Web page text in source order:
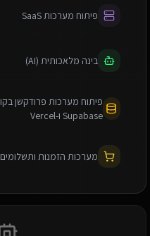
פיתוח מערכות SaaS
בינה מלאכותית (AI)
Supabase ו-Vercel
מערכות הזמנות ותשלומים